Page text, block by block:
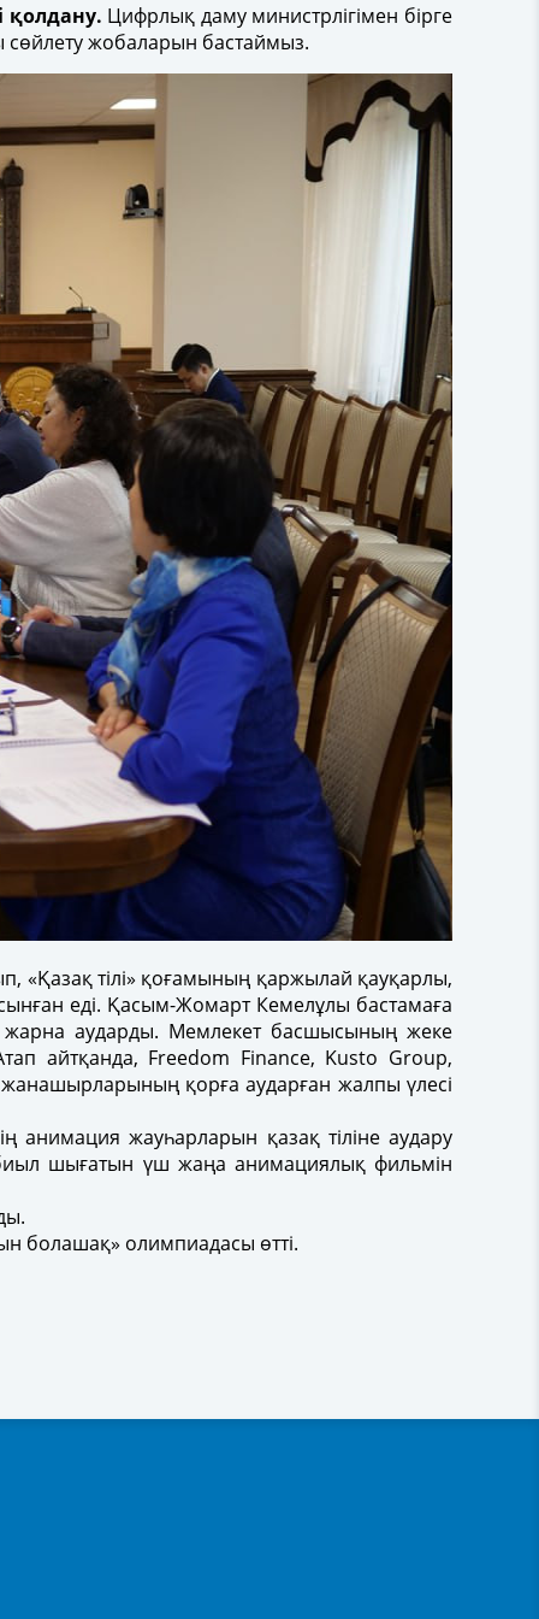
қолдану. Цифрлық даму министрлігімен бірге
сөйлету жобаларын бастаймыз.
тілі» қоғамының қаржылай қауқарлы,
еді. Қасым-Жомарт Кемелұлы бастамаға
жарна аударды. Мемлекет басшысының жеке
айтқанда, Freedom Finance, Kusto Group,
қорға аударған жалпы үлесі
анимация жауһарларын қазақ тіліне аудару
шығатын үш жаңа анимациялық фильмін
болашақ» олимпиадасы өтті.